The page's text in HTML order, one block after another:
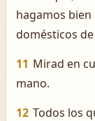
hagamos
domésticos
11 Mirad en
mano.
12 Todos los